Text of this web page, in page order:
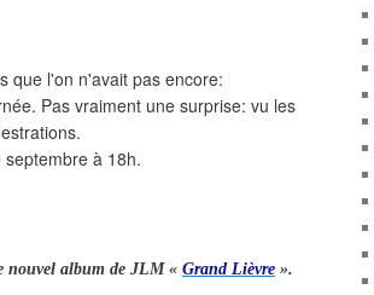
que l'on n'avait pas encore:
Pas vraiment une surprise: vu les
à 18h.
nouvel album de JLM « Grand Lièvre ».